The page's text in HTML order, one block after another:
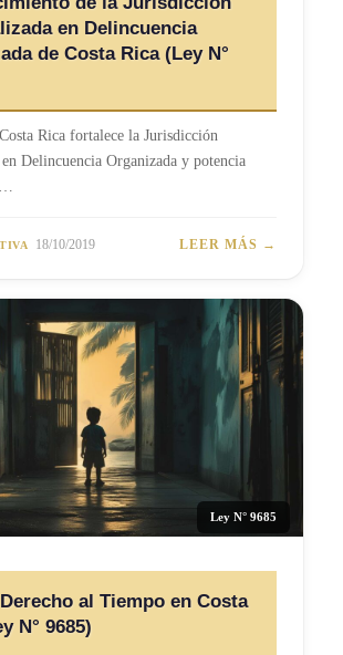
en Delincuencia
de Costa Rica (Ley N°
Rica fortalece la Jurisdicción
Delincuencia Organizada y potencia
18/10/2019 LEER MÁS →
Ley N° 9685
al Tiempo en Costa
N° 9685)